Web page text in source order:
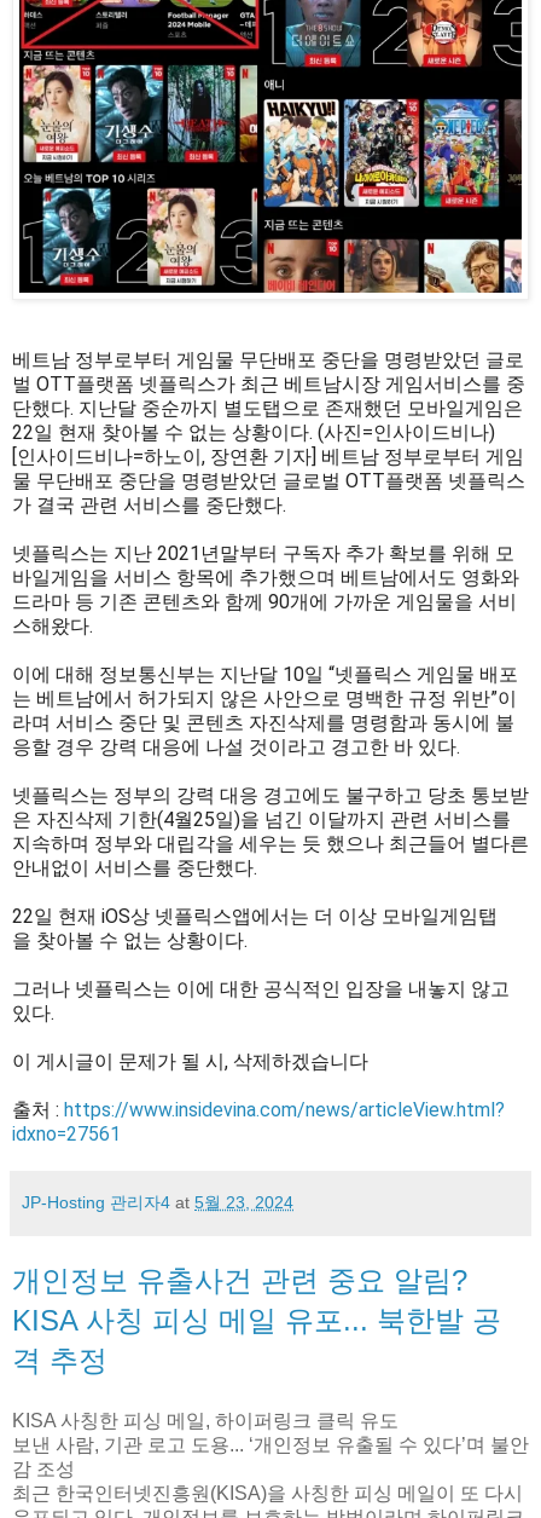
베트남 정부로부터 게임물 무단배포 중단을 명령받았던 글로
벌 OTT플랫폼 넷플릭스가 최근 베트남시장 게임서비스를 중
단했다. 지난달 중순까지 별도탭으로 존재했던 모바일게임은
22일 현재 찾아볼 수 없는 상황이다. (사진=인사이드비나)
[인사이드비나=하노이, 장연환 기자] 베트남 정부로부터 게임
물 무단배포 중단을 명령받았던 글로벌 OTT플랫폼 넷플릭스
가 결국 관련 서비스를 중단했다.
넷플릭스는 지난 2021년말부터 구독자 추가 확보를 위해 모
바일게임을 서비스 항목에 추가했으며 베트남에서도 영화와
드라마 등 기존 콘텐츠와 함께 90개에 가까운 게임물을 서비
스해왔다.
이에 대해 정보통신부는 지난달 10일 “넷플릭스 게임물 배포
는 베트남에서 허가되지 않은 사안으로 명백한 규정 위반”이
라며 서비스 중단 및 콘텐츠 자진삭제를 명령함과 동시에 불
응할 경우 강력 대응에 나설 것이라고 경고한 바 있다.
넷플릭스는 정부의 강력 대응 경고에도 불구하고 당초 통보받
은 자진삭제 기한(4월25일)을 넘긴 이달까지 관련 서비스를
지속하며 정부와 대립각을 세우는 듯 했으나 최근들어 별다른
안내없이 서비스를 중단했다.
22일 현재 iOS상 넷플릭스앱에서는 더 이상 모바일게임탭
을 찾아볼 수 없는 상황이다.
그러나 넷플릭스는 이에 대한 공식적인 입장을 내놓지 않고
있다.
이 게시글이 문제가 될 시, 삭제하겠습니다
출처 : https://www.insidevina.com/news/articleView.html?
idxno=27561
JP-Hosting 관리자4 at 5월 23, 2024
개인정보 유출사건 관련 중요 알림?
KISA 사칭 피싱 메일 유포... 북한발 공
격 추정
KISA 사칭한 피싱 메일, 하이퍼링크 클릭 유도
보낸 사람, 기관 로고 도용... ‘개인정보 유출될 수 있다’며 불안
감 조성
최근 한국인터넷진흥원(KISA)을 사칭한 피싱 메일이 또 다시